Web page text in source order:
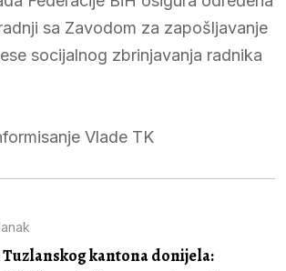
sa Zavodom za zapošljavanje
socijalnog zbrinjavanja radnika
Vlade TK
kantona donijela: